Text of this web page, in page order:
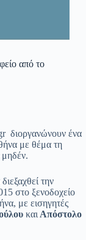
από το
διοργανώνουν ένα
με θέμα τη
μηδέν.
την
στο ξενοδοχείο
με εισηγητές
και Απόστολο